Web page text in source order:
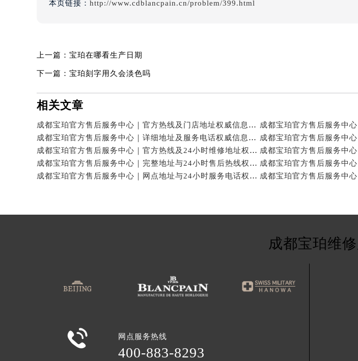
本页链接： http://www.cdblancpain.cn/problem/399.html
上一篇： 宝珀在哪看生产日期
下一篇： 宝珀刻字用久会淡色吗
相关文章
成都宝珀官方售后服务中心｜官方热线及门店地址权威信息公示（2026年7月最新）
成都宝珀官方售后服务中心｜详细地址及服务电话权威信息公示（2026年7月最新）
成都宝珀官方售后服务中心｜官方热线及24小时维修地址权威信息公示（2026年7月最新）
成都宝珀官方售后服务中心｜完整地址与24小时售后热线权威信息公示（2026年7月最新）
成都宝珀官方售后服务中心｜网点地址与24小时服务电话权威信息公示（2026年7月最新）
成都宝珀维
 网点服务热线
400-883-8293